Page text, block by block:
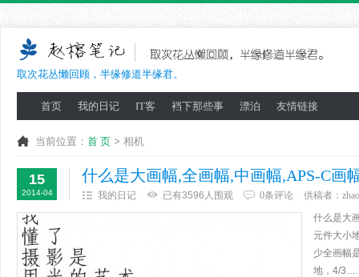
取次花丛懒回顾，半缘修道半缘君。
首页 我的日记 IT客 裆下那些事 漂泊 友情链接
当前位置： 首 页 > 相机
15
2014-04
什么是大画幅,全画幅,中画幅,APS-C画
我的日记 已有3596人围观 0条评论 供稿者：
什么是大
元件大小
少全画幅
地，4/3….